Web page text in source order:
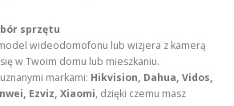
sprzętu
wideodomofonu lub wizjera z kamerą
w Twoim domu lub mieszkaniu.
markami: Hikvision, Dahua, Vidos,
Ezviz, Xiaomi, dzięki czemu masz